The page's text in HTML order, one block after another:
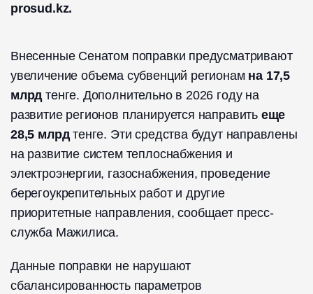
prosud.kz.
Внесенные Сенатом поправки предусматривают
увеличение объема субвенций регионам на 17,5
млрд тенге. Дополнительно в 2026 году на
развитие регионов планируется направить еще
28,5 млрдтенге. Эти средства будут направлены
на развитие систем теплоснабжения и
электроэнергии, газоснабжения, проведение
берегоукрепительных работ и другие
приоритетные направления, сообщает пресс-
служба Мажилиса.
Данные поправки не нарушают
сбалансированность параметров